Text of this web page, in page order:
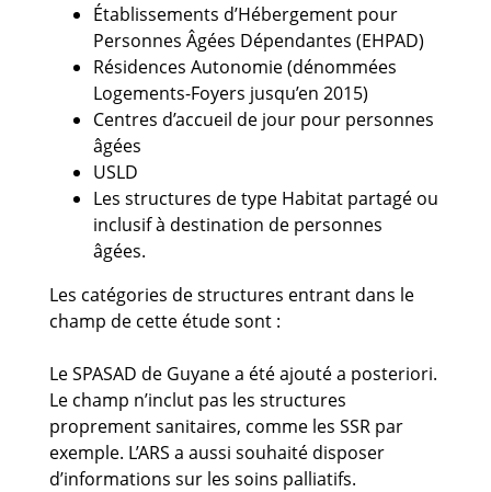
Établissements d’Hébergement pour
Personnes Âgées Dépendantes (EHPAD)
Résidences Autonomie (dénommées
Logements-Foyers jusqu’en 2015)
Centres d’accueil de jour pour personnes
âgées
USLD
Les structures de type Habitat partagé ou
inclusif à destination de personnes
âgées.
Les catégories de structures entrant dans le
champ de cette étude sont :
Le SPASAD de Guyane a été ajouté a posteriori.
Le champ n’inclut pas les structures
proprement sanitaires, comme les SSR par
exemple. L’ARS a aussi souhaité disposer
d’informations sur les soins palliatifs.